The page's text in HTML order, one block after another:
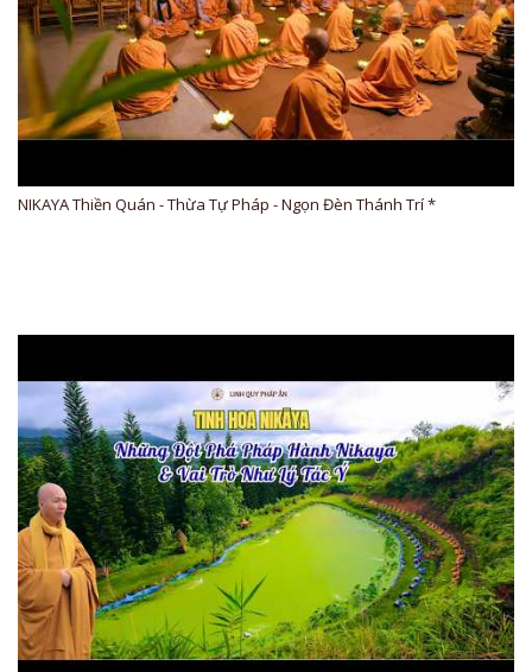
NIKAYA Thiền Quán - Thừa Tự Pháp - Ngọn Đèn Thánh Trí *